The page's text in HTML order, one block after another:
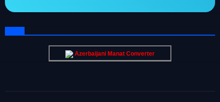
Azerbaijani Manat Converter